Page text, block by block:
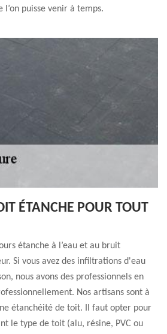
l’on puisse venir à temps.
ÉTANCHE POUR TOUT
étanche à l’eau et au bruit
Si vous avez des infiltrations d'eau
nous avons des professionnels en
Nos artisans sont à
étanchéité de toit. Il faut opter pour
le type de toit (alu, résine, PVC ou